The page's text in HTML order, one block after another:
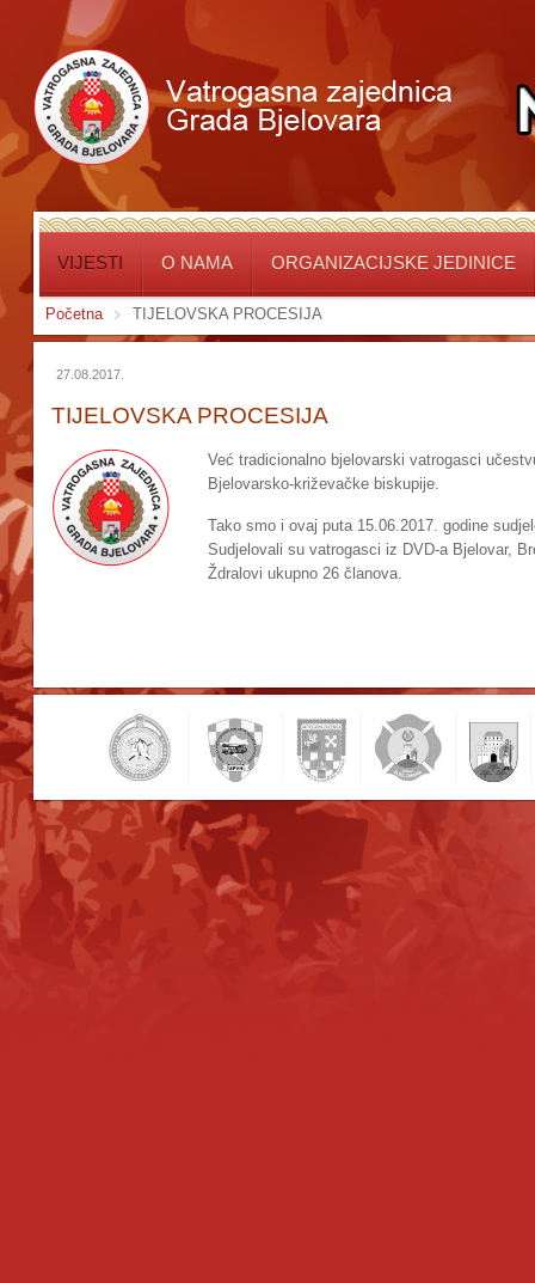
VIJESTI O NAMA ORGANIZACIJSKE JEDINICE
Početna TIJELOVSKA PROCESIJA
27.08.2017.
TIJELOVSKA PROCESIJA
Već tradicionalno bjelovarski vatrogasci
Bjelovarsko-križevačke biskupije.
Tako smo i ovaj puta 15.06.2017. godine
Sudjelovali su vatrogasci iz DVD-a Bjelovar,
Ždralovi ukupno 26 članova.